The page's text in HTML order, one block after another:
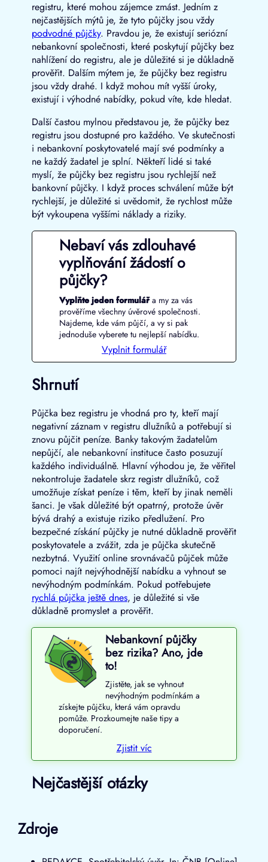
registru, které mohou zájemce zmást. Jedním z
nejčastějších mýtů je, že tyto půjčky jsou vždy
podvodné půjčky. Pravdou je, že existují seriózní
nebankovní společnosti, které poskytují půjčky bez
nahlížení do registru, ale je důležité si je důkladně
prověřit. Dalším mýtem je, že půjčky bez registru
jsou vždy drahé. I když mohou mít vyšší úroky,
existují i výhodné nabídky, pokud víte, kde hledat.
Další častou mylnou představou je, že půjčky bez
registru jsou dostupné pro každého. Ve skutečnosti
i nebankovní poskytovatelé mají své podmínky a
ne každý žadatel je splní. Někteří lidé si také
myslí, že půjčky bez registru jsou rychlejší než
bankovní půjčky. I když proces schválení může být
rychlejší, je důležité si uvědomit, že rychlost může
být vykoupena vyššími náklady a riziky.
Nebaví vás zdlouhavé
vyplňování žádostí o
půjčky?
Vyplňte jeden formulářa my za vás
prověříme všechny úvěrové společnosti.
Najdeme, kde vám půjčí, a vy si pak
jednoduše vyberete tu nejlepší nabídku.
Vyplnit formulář
Shrnutí
Půjčka bez registru je vhodná pro ty, kteří mají
negativní záznam v registru dlužníků a potřebují si
znovu půjčit peníze. Banky takovým žadatelům
nepůjčí, ale nebankovní instituce často posuzují
každého individuálně. Hlavní výhodou je, že věřitel
nekontroluje žadatele skrz registr dlužníků, což
umožňuje získat peníze i těm, kteří by jinak neměli
šanci. Je však důležité být opatrný, protože úvěr
bývá drahý a existuje riziko předlužení. Pro
bezpečné získání půjčky je nutné důkladně prověřit
poskytovatele a zvážit, zda je půjčka skutečně
nezbytná. Využití online srovnávačů půjček může
pomoci najít nejvýhodnější nabídku a vyhnout se
nevýhodným podmínkám. Pokud potřebujete
rychlá půjčka ještě dnes, je důležité si vše
důkladně promyslet a prověřit.
Nebankovní půjčky
bez rizika? Ano, jde
to!
Zjistěte, jak se vyhnout
nevýhodným podmínkám a
získejte půjčku, která vám opravdu
pomůže. Prozkoumejte naše tipy a
doporučení.
Zjistit víc
Nejčastější otázky
Zdroje